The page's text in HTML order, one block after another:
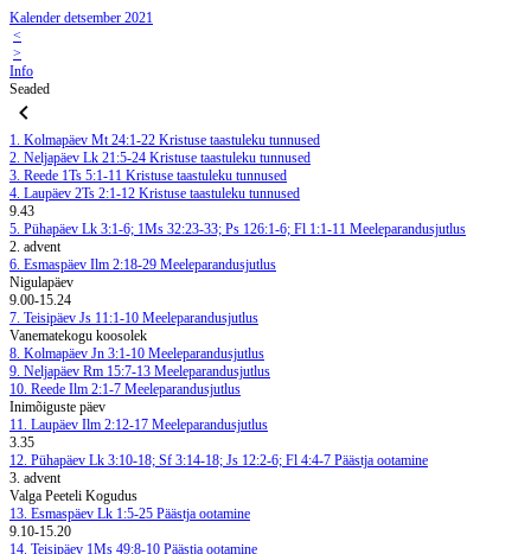
Kalender detsember 2021
<
>
Info
Seaded
1. Kolmapäev Mt 24:1-22 Kristuse taastuleku tunnused
2. Neljapäev Lk 21:5-24 Kristuse taastuleku tunnused
3. Reede 1Ts 5:1-11 Kristuse taastuleku tunnused
4. Laupäev 2Ts 2:1-12 Kristuse taastuleku tunnused
9.43
5. Pühapäev Lk 3:1-6; 1Ms 32:23-33; Ps 126:1-6; Fl 1:1-11 Meeleparandusjutlus
2. advent
6. Esmaspäev Ilm 2:18-29 Meeleparandusjutlus
Nigulapäev
9.00-15.24
7. Teisipäev Js 11:1-10 Meeleparandusjutlus
Vanematekogu koosolek
8. Kolmapäev Jn 3:1-10 Meeleparandusjutlus
9. Neljapäev Rm 15:7-13 Meeleparandusjutlus
10. Reede Ilm 2:1-7 Meeleparandusjutlus
Inimõiguste päev
11. Laupäev Ilm 2:12-17 Meeleparandusjutlus
3.35
12. Pühapäev Lk 3:10-18; Sf 3:14-18; Js 12:2-6; Fl 4:4-7 Päästja ootamine
3. advent
Valga Peeteli Kogudus
13. Esmaspäev Lk 1:5-25 Päästja ootamine
9.10-15.20
14. Teisipäev 1Ms 49:8-10 Päästja ootamine